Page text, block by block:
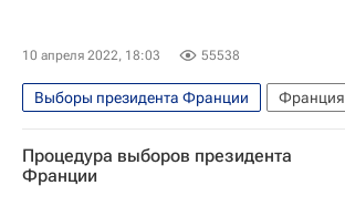
10 апреля 2022, 18:03 55538
Выборы президента Франции
Франция
В мире
Процедура выборов президента
Франции